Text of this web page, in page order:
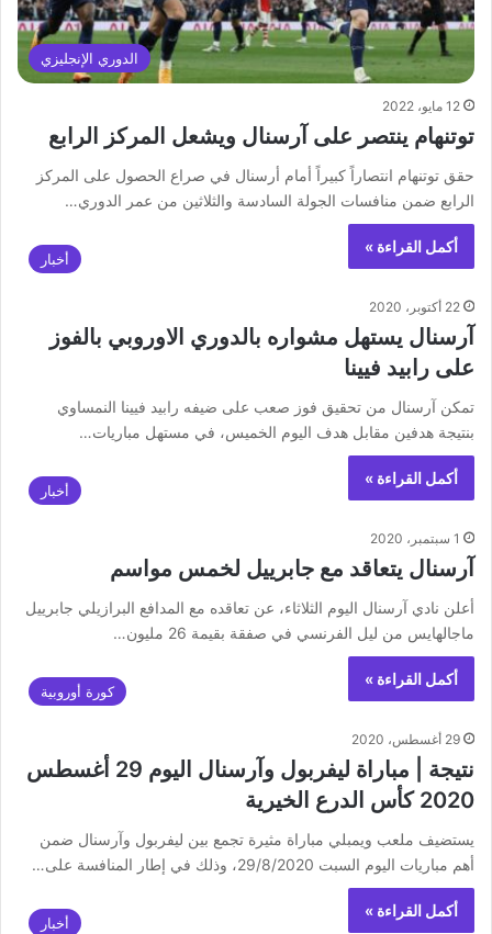
الدوري الإنجليزي
12 مايو، 2022
توتنهام ينتصر على آرسنال ويشعل المركز الرابع
حقق توتنهام انتصاراً كبيراً أمام أرسنال في صراع الحصول على المركز
الرابع ضمن منافسات الجولة السادسة والثلاثين من عمر الدوري…
أكمل القراءة »
أخبار
22 أكتوبر، 2020
آرسنال يستهل مشواره بالدوري الاوروبي بالفوز
على رابيد فيينا
تمكن آرسنال من تحقيق فوز صعب على ضيفه رابيد فيينا النمساوي
بنتيجة هدفين مقابل هدف اليوم الخميس، في مستهل مباريات…
أكمل القراءة »
أخبار
1 سبتمبر، 2020
آرسنال يتعاقد مع جابرييل لخمس مواسم
أعلن نادي آرسنال اليوم الثلاثاء، عن تعاقده مع المدافع البرازيلي جابرييل
ماجالهايس من ليل الفرنسي في صفقة بقيمة 26 مليون…
أكمل القراءة »
كورة أوروبية
29 أغسطس، 2020
نتيجة | مباراة ليفربول وآرسنال اليوم 29 أغسطس
2020 كأس الدرع الخيرية
يستضيف ملعب ويمبلي مباراة مثيرة تجمع بين ليفربول وآرسنال ضمن
أهم مباريات اليوم السبت 29/8/2020، وذلك في إطار المنافسة على…
أكمل القراءة »
أخبار